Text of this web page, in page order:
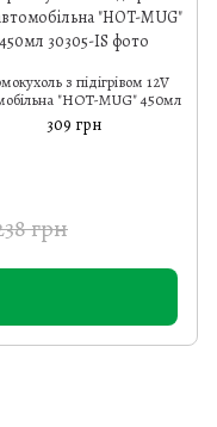
з підігрівом 12V
"HOT-MUG" 450мл
309 грн
грн